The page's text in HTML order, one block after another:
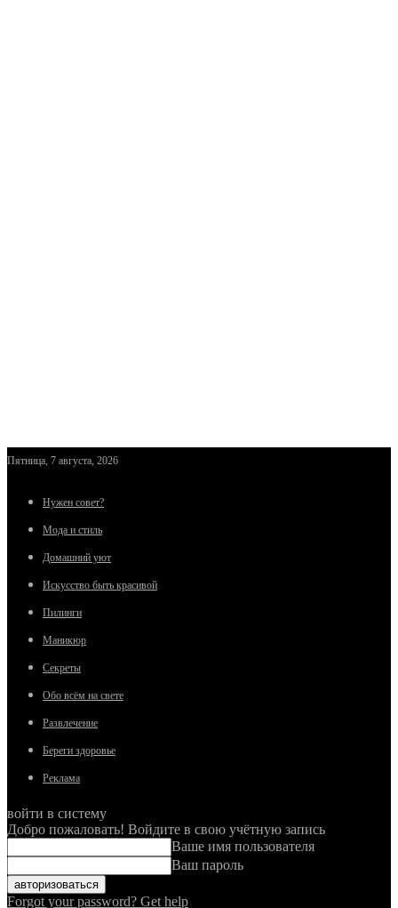
Пятница, 7 августа, 2026
Нужен совет?
Мода и стиль
Домашний уют
Искусство быть красивой
Пилинги
Маникюр
Секреты
Обо всём на свете
Развлечение
Береги здоровье
Реклама
войти в систему
Добро пожаловать! Войдите в свою учётную запись
Ваше имя пользователя
Ваш пароль
Forgot your password? Get help